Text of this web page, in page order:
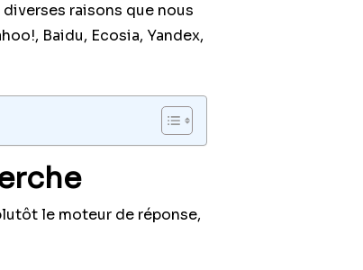
raisons que nous
Baidu, Ecosia, Yandex,
le moteur de réponse,